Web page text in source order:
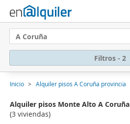
A Coruña
Filtros - 2
Inicio Alquiler pisos A Coruña provincia
Alquiler pisos Monte Alto A Coruña
(3 viviendas)